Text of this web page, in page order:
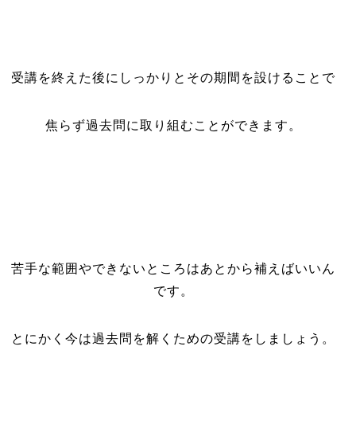
受講を終えた後にしっかりとその期間を設けることで
焦らず過去問に取り組むことができます。
苦手な範囲やできないところはあとから補えばいいん
です。
とにかく今は過去問を解くための受講をしましょう。